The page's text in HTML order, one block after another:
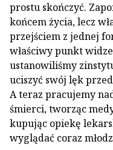
prostu skończyć.
końcem życia, lecz
przejściem z jednej
właściwy punkt
ustanowiliśmy
uciszyć swój lęk
A teraz pracujemy
śmierci, tworząc
kupując opiekę
wyglądać coraz